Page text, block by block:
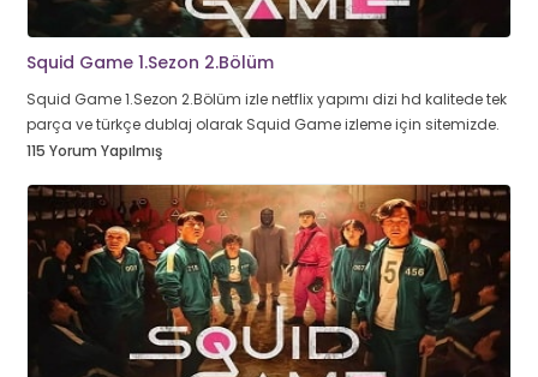
Squid Game 1.Sezon 2.Bölüm
Squid Game 1.Sezon 2.Bölüm izle netflix yapımı dizi hd kalitede tek
parça ve türkçe dublaj olarak Squid Game izleme için sitemizde.
115 Yorum Yapılmış